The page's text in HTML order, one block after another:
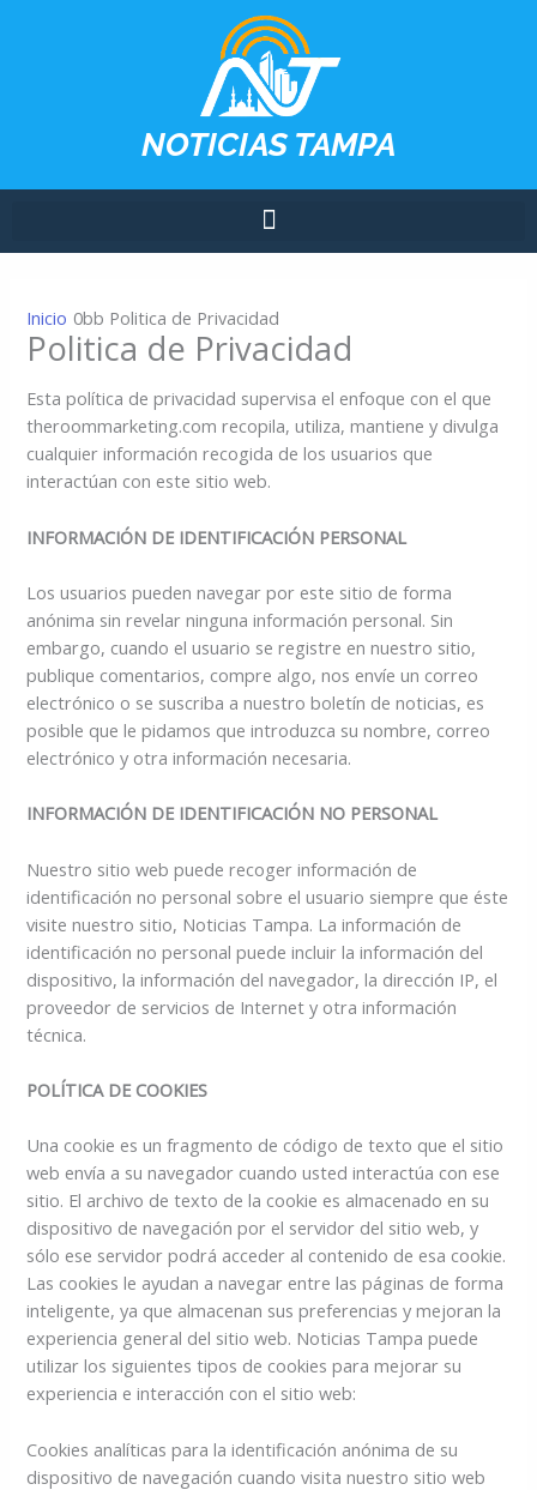
NOTICIAS TAMPA
Inicio Politica de Privacidad
Politica de Privacidad
Esta política de privacidad supervisa el enfoque con el que
theroommarketing.com recopila, utiliza, mantiene y divulga
cualquier información recogida de los usuarios que
interactúan con este sitio web.
INFORMACIÓN DE IDENTIFICACIÓN PERSONAL
Los usuarios pueden navegar por este sitio de forma
anónima sin revelar ninguna información personal. Sin
embargo, cuando el usuario se registre en nuestro sitio,
publique comentarios, compre algo, nos envíe un correo
electrónico o se suscriba a nuestro boletín de noticias, es
posible que le pidamos que introduzca su nombre, correo
electrónico y otra información necesaria.
INFORMACIÓN DE IDENTIFICACIÓN NO PERSONAL
Nuestro sitio web puede recoger información de
identificación no personal sobre el usuario siempre que éste
visite nuestro sitio, Noticias Tampa. La información de
identificación no personal puede incluir la información del
dispositivo, la información del navegador, la dirección IP, el
proveedor de servicios de Internet y otra información
técnica.
POLÍTICA DE COOKIES
Una cookie es un fragmento de código de texto que el sitio
web envía a su navegador cuando usted interactúa con ese
sitio. El archivo de texto de la cookie es almacenado en su
dispositivo de navegación por el servidor del sitio web, y
sólo ese servidor podrá acceder al contenido de esa cookie.
Las cookies le ayudan a navegar entre las páginas de forma
inteligente, ya que almacenan sus preferencias y mejoran la
experiencia general del sitio web. Noticias Tampa puede
utilizar los siguientes tipos de cookies para mejorar su
experiencia e interacción con el sitio web:
Cookies analíticas para la identificación anónima de su
dispositivo de navegación cuando visita nuestro sitio web